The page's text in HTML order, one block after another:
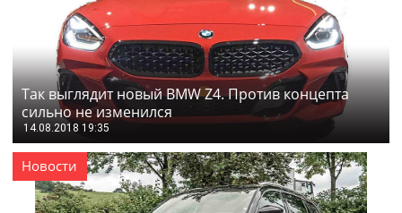
Так выглядит новый BMW Z4. Против концепта
сильно не изменился
14.08.2018 19:35
Новости